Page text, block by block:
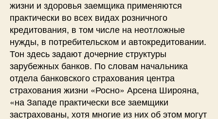
жизни и здоровья заемщика применяются
практически во всех видах розничного
кредитования, в том числе на неотложные
нужды, в потребительском и автокредитовании.
Тон здесь задают дочерние структуры
зарубежных банков. По словам начальника
отдела банковского страхования центра
страхования жизни «Росно» Арсена Широяна,
«на Западе практически все заемщики
застрахованы, хотя многие из них об этом могут